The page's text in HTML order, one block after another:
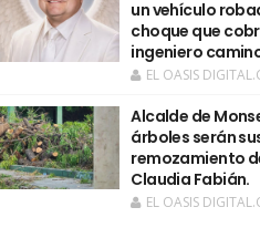
un vehículo
choque que
ingeniero
EL OASIS
Alcalde de
árboles serán
remozamiento
Claudia Fabián.
EL OASIS